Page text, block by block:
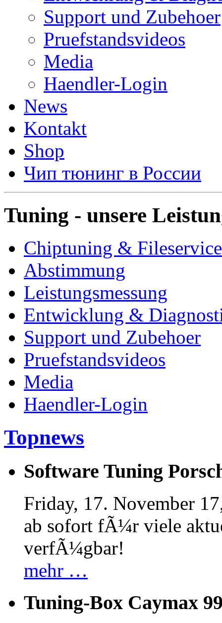
Support und Zubehoer
Pruefstandsvideos
Media
Haendler-Login
News
Kontakt
Shop
Чип тюнинг в России
Tuning - unsere
Chiptuning & Fileservice
Abstimmung
Leistungsmessung
Entwicklung &
Support und Zubehoer
Pruefstandsvideos
Media
Haendler-Login
Topnews
Software Tuning
Friday, 17. November
ab sofort fÃ¼r viele
verfÃ¼gbar!
mehr …
Tuning-Box Caymax